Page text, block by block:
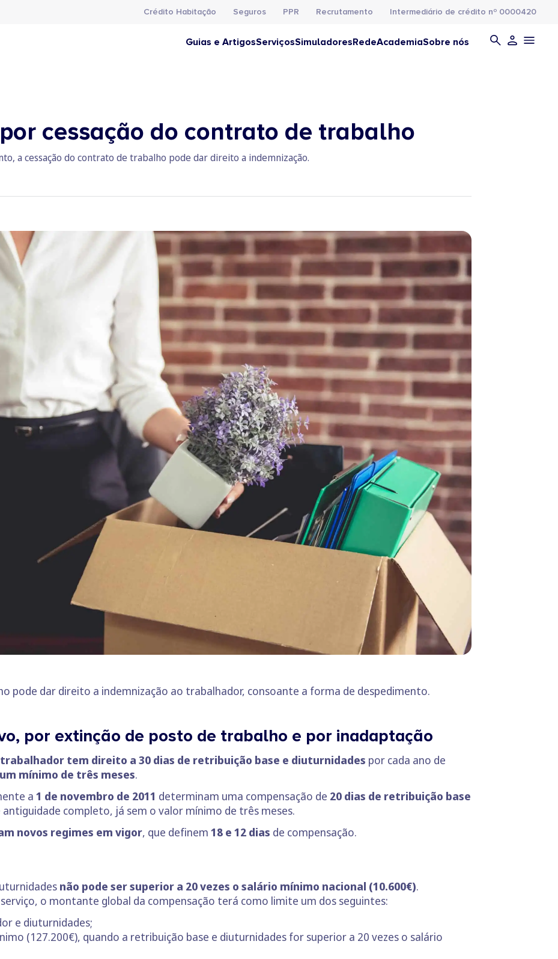
Crédito Habitação Seguros PPR Recrutamento Intermediário de crédito nº 0000420
Guias e ArtigosServiçosSimuladoresRedeAcademiaSobre nós
cessação do contrato de trabalho
a cessação do contrato de trabalho pode dar direito a indemnização.
pode dar direito a indemnização ao trabalhador, consoante a forma de despedimento.
por extinção de posto de trabalho e por inadaptação
tem direito a 30 dias de retribuição base e diuturnidades por cada ano de
um mínimo de três meses.
a 1 de novembro de 2011 determinam uma compensação de 20 dias de retribuição base
antiguidade completo, já sem o valor mínimo de três meses.
novos regimes em vigor, que definem 18 e 12 dias de compensação.
não pode ser superior a 20 vezes o salário mínimo nacional (10.600€).
o montante global da compensação terá como limite um dos seguintes:
e diuturnidades;
(127.200€), quando a retribuição base e diuturnidades for superior a 20 vezes o salário